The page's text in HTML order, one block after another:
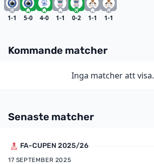
1-1 5-0 4-0 1-1 0-2 1-1 1-1
Kommande matcher
Inga matcher att visa.
Senaste matcher
FA-CUPEN 2025/26
17 SEPTEMBER 2025